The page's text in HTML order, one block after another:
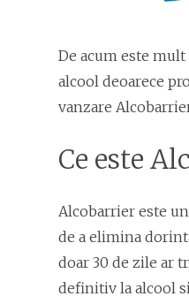
De acum este
alcool deoarece
vanzare
Ce este
Alcobarrier este
de a elimina
doar 30 de zile ar
definitiv la alcool